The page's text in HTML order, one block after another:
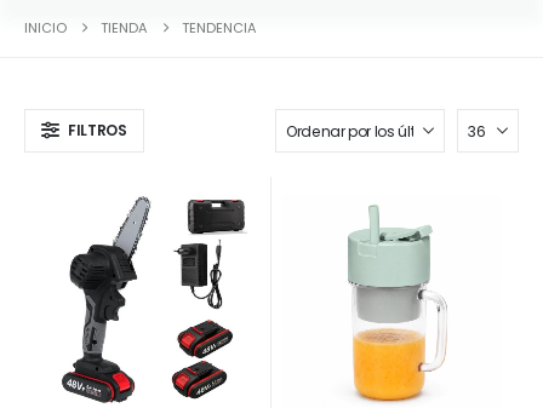
INICIO TIENDA TENDENCIA
FILTROS